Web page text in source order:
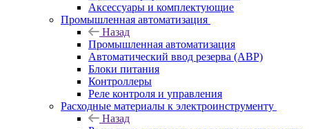
Аксессуары и комплектующие
Промышленная автоматизация
Назад
Промышленная автоматизация
Автоматический ввод резерва (АВР)
Блоки питания
Контроллеры
Реле контроля и управления
Расходные материалы к электроинструменту
Назад